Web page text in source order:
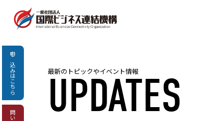
申し込み
はこちら
最新のトピックやイベント情報
UPDATES